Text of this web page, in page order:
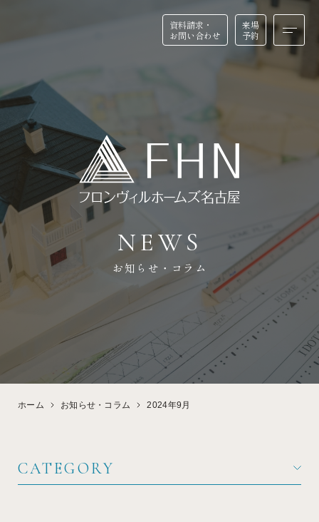
資料請求・
お問い合わせ
来場
予約
資料請求・
お問い合わせ
来場
予約
BUSINESS
FEATURE
私たちの特徴
REFORM
DESIGN
デザイン・性能
EVENT
見学会・イベント情報
FLOW FAQ
NEWS
お知らせ・コラム
ホーム お知らせ・コラム 2024年9月
CATEGORY